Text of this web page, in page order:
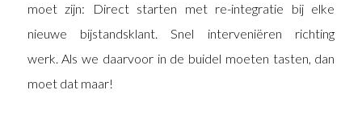
moet zijn: Direct starten met re-integratie bij elke
nieuwe bijstandsklant. Snel interveniëren richting
werk. Als we daarvoor in de buidel moeten tasten, dan
moet dat maar!